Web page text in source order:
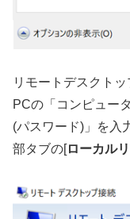
リモートデスクト
PCの「コンピュー
(パスワード)」を入
部タブの[ローカル